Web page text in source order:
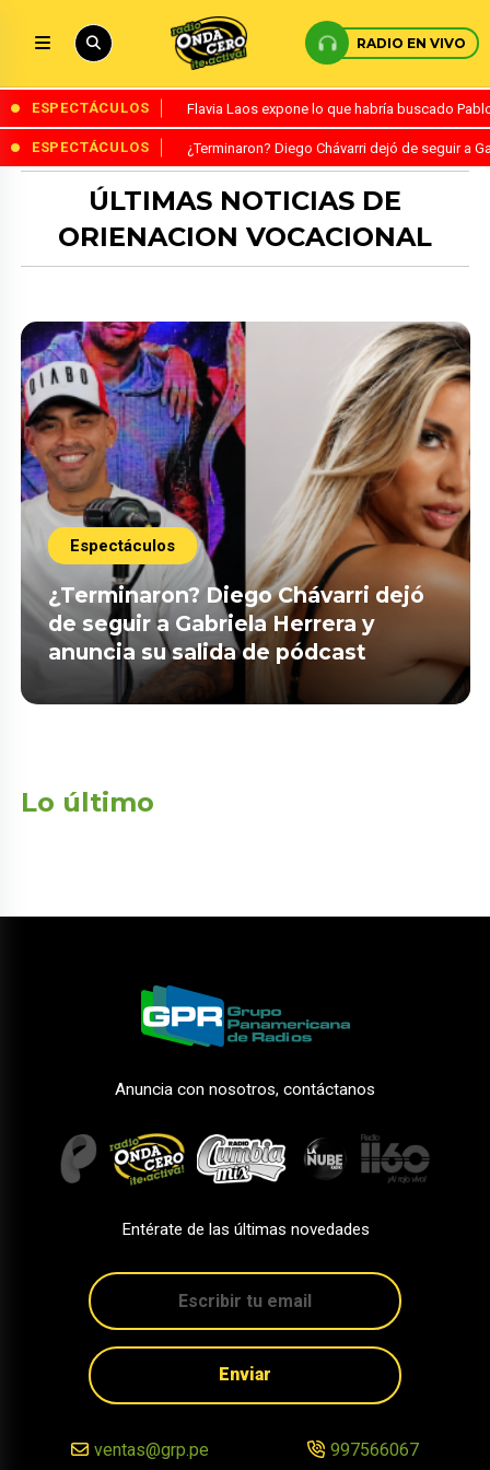
RADIO EN VIVO
ESPECTÁCULOS Flavia Laos expone lo que habría buscado
ESPECTÁCULOS ¿Terminaron? Diego Chávarri dejó de seguir a
ÚLTIMAS NOTICIAS DE
ORIENACION VOCACIONAL
Espectáculos
¿Terminaron? Diego Chávarri dejó
de seguir a Gabriela Herrera y
anuncia su salida de pódcast
Lo último
Anuncia con nosotros, contáctanos
Entérate de las últimas novedades
Enviar
ventas@grp.pe 997566067